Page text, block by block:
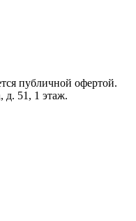
публичной офертой.
д. 51, 1 этаж.